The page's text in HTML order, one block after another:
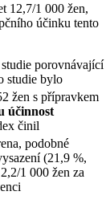
12,7/1 000 žen,
účinku tento
porovnávající
studie bylo
žen s přípravkem
účinnost
činil
podobné
(21,9 %,
1 000 žen za